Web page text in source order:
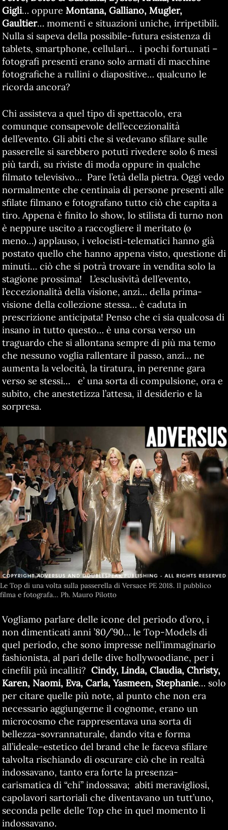
Gigli… oppure Montana, Galliano, Mugler,
Gaultier… momenti e situazioni uniche, irripetibili.
Nulla si sapeva della possibile-futura esistenza di
tablets, smartphone, cellulari… i pochi fortunati –
fotografi presenti erano solo armati di macchine
fotografiche a rullini o diapositive… qualcuno le
ricorda ancora?
Chi assisteva a quel tipo di spettacolo, era
comunque consapevole dell’eccezionalità
dell’evento. Gli abiti che si vedevano sfilare sulle
passerelle si sarebbero potuti rivedere solo 6 mesi
più tardi, su riviste di moda oppure in qualche
filmato televisivo… Pare l’età della pietra. Oggi vedo
normalmente che centinaia di persone presenti alle
sfilate filmano e fotografano tutto ciò che capita a
tiro. Appena è finito lo show, lo stilista di turno non
è neppure uscito a raccogliere il meritato (o
meno…) applauso, i velocisti-telematici hanno già
postato quello che hanno appena visto, questione di
minuti… ciò che si potrà trovare in vendita solo la
stagione prossima! L’esclusività dell’evento,
l’eccezionalità della visione, anzi… della prima-
visione della collezione stessa… è caduta in
prescrizione anticipata! Penso che ci sia qualcosa di
insano in tutto questo… è una corsa verso un
traguardo che si allontana sempre di più ma temo
che nessuno voglia rallentare il passo, anzi… ne
aumenta la velocità, la tiratura, in perenne gara
verso se stessi… e’ una sorta di compulsione, ora e
subito, che anestetizza l’attesa, il desiderio e la
sorpresa.
Le Top di una volta sulla passerella di Versace PE 2018. Il pubblico
filma e fotografa… Ph. Mauro Pilotto
Vogliamo parlare delle icone del periodo d’oro, i
non dimenticati anni ’80/’90… le Top-Models di
quel periodo, che sono impresse nell’immaginario
fashionista, al pari delle dive hollywoodiane, per i
cinefili più incalliti? Cindy, Linda, Claudia, Christy,
Karen, Naomi, Eva, Carla, Yasmeen, Stephanie… solo
per citare quelle più note, al punto che non era
necessario aggiungerne il cognome, erano un
microcosmo che rappresentava una sorta di
bellezza-sovrannaturale, dando vita e forma
all’ideale-estetico del brand che le faceva sfilare
talvolta rischiando di oscurare ciò che in realtà
indossavano, tanto era forte la presenza-
carismatica di “chi” indossava; abiti meravigliosi,
capolavori sartoriali che diventavano un tutt’uno,
seconda pelle delle Top che in quel momento li
indossavano.